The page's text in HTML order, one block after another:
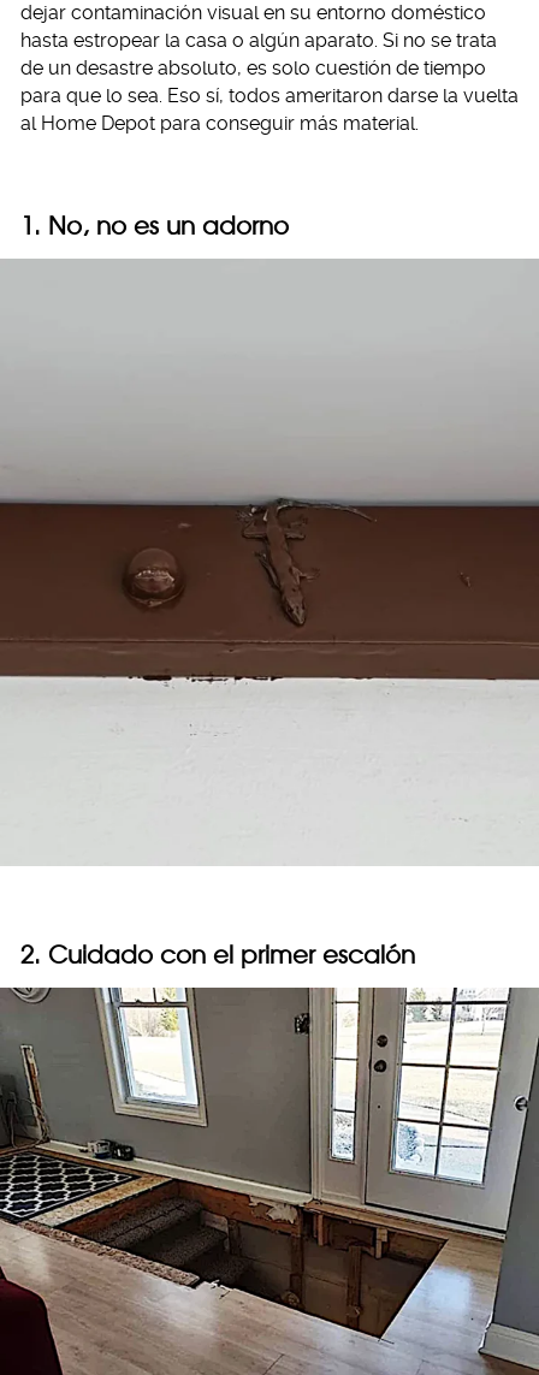
dejar contaminación visual en su entorno doméstico
hasta estropear la casa o algún aparato. Si no se trata
de un desastre absoluto, es solo cuestión de tiempo
para que lo sea. Eso sí, todos ameritaron darse la vuelta
al Home Depot para conseguir más material.
1. No, no es un adorno
2. Cuidado con el primer escalón